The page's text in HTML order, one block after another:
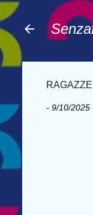
- 9/10/2025